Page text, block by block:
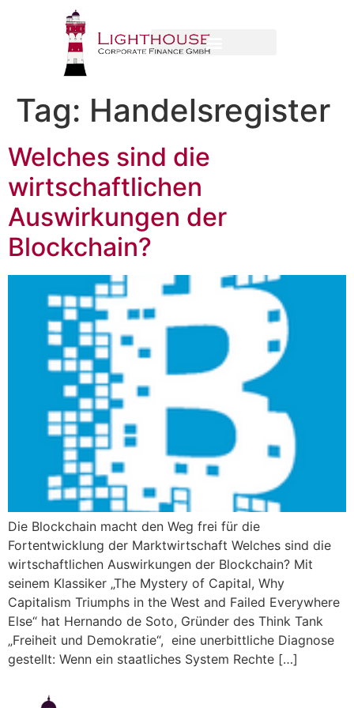
Tag: Handelsregister
Welches sind die
wirtschaftlichen
Auswirkungen der
Blockchain?
Die Blockchain macht den Weg frei für die
Fortentwicklung der Marktwirtschaft Welches sind die
wirtschaftlichen Auswirkungen der Blockchain? Mit
seinem Klassiker „The Mystery of Capital, Why
Capitalism Triumphs in the West and Failed Everywhere
Else“ hat Hernando de Soto, Gründer des Think Tank
„Freiheit und Demokratie“, eine unerbittliche Diagnose
gestellt: Wenn ein staatliches System Rechte […]